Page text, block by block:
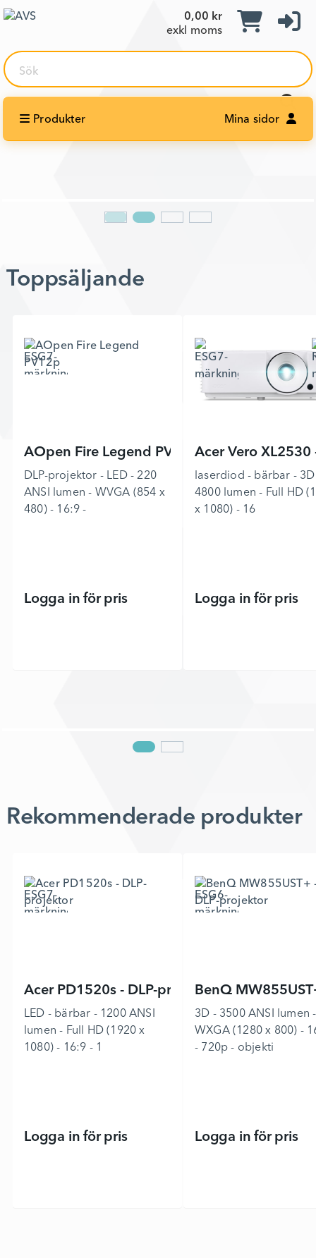
0,00 kr
exkl moms
Sök
Produkter Mina sidor
Toppsäljande
AOpen Fire Legend PV12p
DLP-projektor - LED - 220
ANSI lumen - WVGA (854 x
480) - 16:9 -
Logga in för pris
Acer Vero XL2530
laserdiod - bärbar -
4800 lumen - Full HD
x 1080) - 16
Logga in för pris
Rekommenderade produkter
Acer PD1520s - DLP-projektor
LED - bärbar - 1200 ANSI
lumen - Full HD (1920 x
1080) - 16:9 - 1
Logga in för pris
BenQ
3D - 3500 ANSI lumen -
WXGA (1280 x 800) -
- 720p - objekti
Logga in för pris